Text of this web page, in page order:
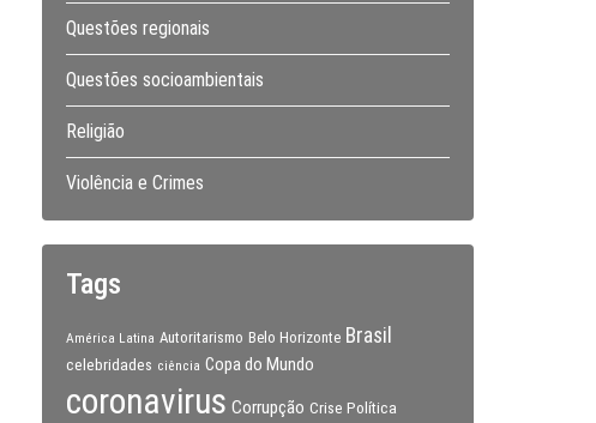
Questões regionais
Questões socioambientais
Religião
Violência e Crimes
Tags
América Latina Autoritarismo Belo Horizonte Brasil
celebridades ciência Copa do Mundo
coronavirus Corrupção Crise Política